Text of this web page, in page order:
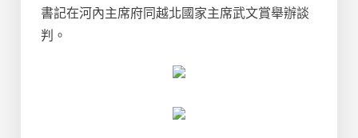
書記在河內主席府同越北國家主席武文賞舉辦談
判。